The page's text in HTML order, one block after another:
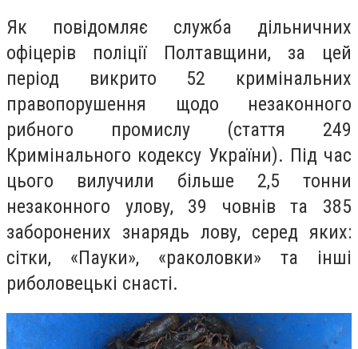
Як повідомляє служба дільничних
офіцерів поліції Полтавщини, за цей
період викрито 52 кримінальних
правопорушення щодо незаконного
рибного промислу (стаття 249
Кримінального кодексу України). Під час
цього вилучили більше 2,5 тонни
незаконного улову, 39 човнів та 385
заборонених знарядь лову, серед яких:
сітки, «Пауки», «раколовки» та інші
риболовецькі снасті.